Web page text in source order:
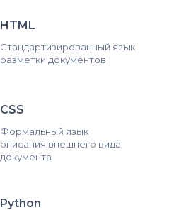
HTML
Стандартизированный язык
разметки документов
CSS
Формальный язык
описания внешнего вида
документа
Python